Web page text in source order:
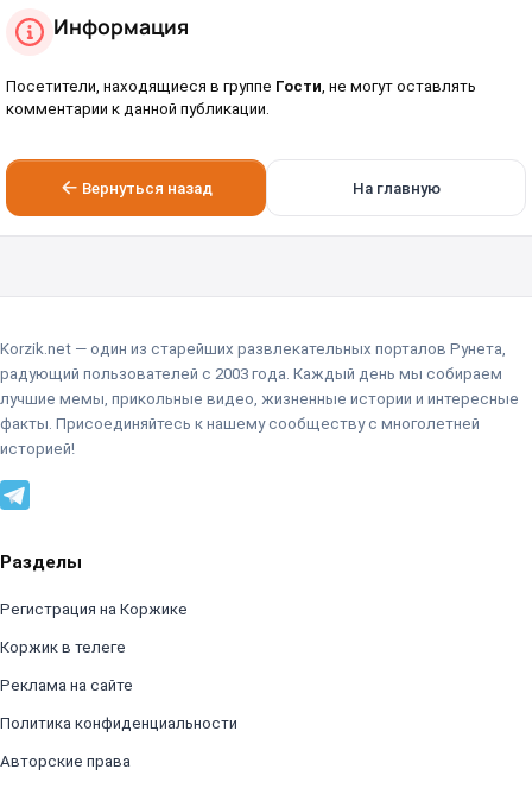
Информация
Посетители, находящиеся в группе Гости, не могут оставлять
комментарии к данной публикации.
Вернуться назад На главную
Korzik.net — один из старейших развлекательных порталов Рунета,
радующий пользователей с 2003 года. Каждый день мы собираем
лучшие мемы, прикольные видео, жизненные истории и интересные
факты. Присоединяйтесь к нашему сообществу с многолетней
историей!
Разделы
Регистрация на Коржике
Коржик в телеге
Реклама на сайте
Политика конфиденциальности
Авторские права